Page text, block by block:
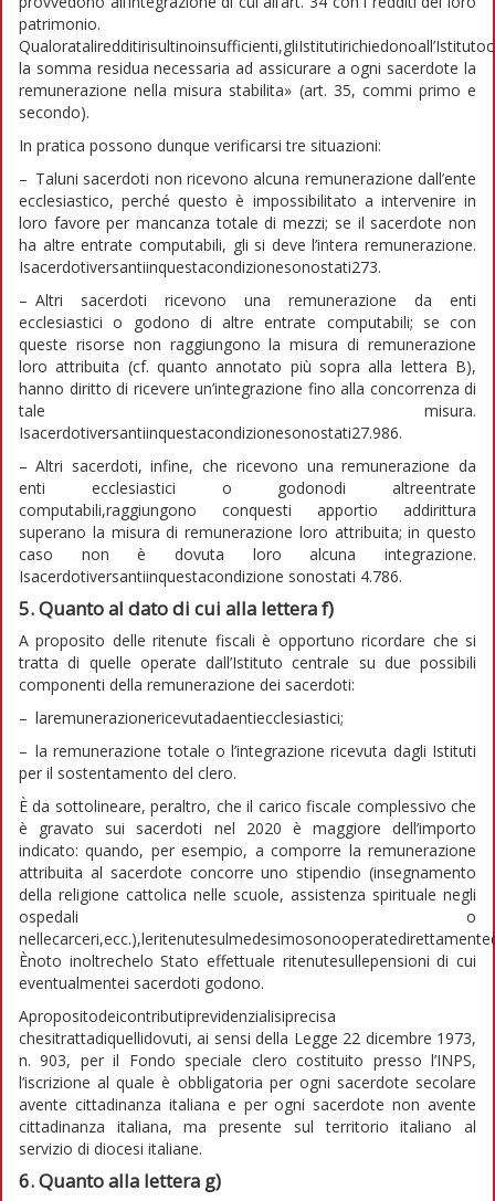
patrimonio.
la somma residua necessaria ad assicurare a ogni sacerdote la
remunerazione nella misura stabilita» (art. 35, commi primo e
secondo).
In pratica possono dunque verificarsi tre situazioni:
– Taluni sacerdoti non ricevono alcuna remunerazione dall’ente
ecclesiastico, perché questo è impossibilitato a intervenire in
loro favore per mancanza totale di mezzi; se il sacerdote non
ha altre entrate computabili, gli si deve l’intera remunerazione.
Isacerdotiversantiinquestacondizionesonostati273.
– Altri sacerdoti ricevono una remunerazione da enti
ecclesiastici o godono di altre entrate computabili; se con
queste risorse non raggiungono la misura di remunerazione
loro attribuita (cf. quanto annotato più sopra alla lettera B),
hanno diritto di ricevere un’integrazione fino alla concorrenza di
tale misura.
Isacerdotiversantiinquestacondizionesonostati27.986.
– Altri sacerdoti, infine, che ricevono una remunerazione da
enti ecclesiastici o godonodi altreentrate
computabili,raggiungono conquesti apportio addirittura
superano la misura di remunerazione loro attribuita; in questo
caso non è dovuta loro alcuna integrazione.
Isacerdotiversantiinquestacondizione sonostati 4.786.
5. Quanto al dato di cui alla lettera f)
A proposito delle ritenute fiscali è opportuno ricordare che si
tratta di quelle operate dall’Istituto centrale su due possibili
componenti della remunerazione dei sacerdoti:
– laremunerazionericevutadaentiecclesiastici;
– la remunerazione totale o l’integrazione ricevuta dagli Istituti
per il sostentamento del clero.
È da sottolineare, peraltro, che il carico fiscale complessivo che
è gravato sui sacerdoti nel 2020 è maggiore dell’importo
indicato: quando, per esempio, a comporre la remunerazione
attribuita al sacerdote concorre uno stipendio (insegnamento
della religione cattolica nelle scuole, assistenza spirituale negli
ospedali o
Ènoto inoltrechelo Stato effettuale ritenutesullepensioni di cui
eventualmentei sacerdoti godono.
Apropositodeicontributiprevidenzialisiprecisa
chesitrattadiquellidovuti, ai sensi della Legge 22 dicembre 1973,
n. 903, per il Fondo speciale clero costituito presso l’INPS,
l’iscrizione al quale è obbligatoria per ogni sacerdote secolare
avente cittadinanza italiana e per ogni sacerdote non avente
cittadinanza italiana, ma presente sul territorio italiano al
servizio di diocesi italiane.
6. Quanto alla lettera g)